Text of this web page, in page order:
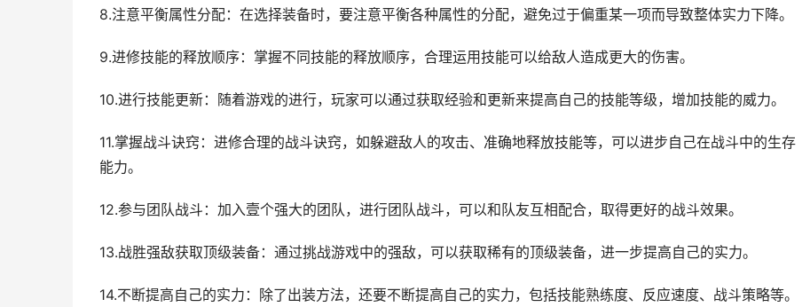
8.注意平衡属性分配：在选择装备时，要注意平衡各种属性的分配，避免过于偏重某一项而导致整体实力下降。
9.进修技能的释放顺序：掌握不同技能的释放顺序，合理运用技能可以给敌人造成更大的伤害。
10.进行技能更新：随着游戏的进行，玩家可以通过获取经验和更新来提高自己的技能等级，增加技能的威力。
11.掌握战斗诀窍：进修合理的战斗诀窍，如躲避敌人的攻击、准确地释放技能等，可以进步自己在战斗中的生存
能力。
12.参与团队战斗：加入壹个强大的团队，进行团队战斗，可以和队友互相配合，取得更好的战斗效果。
13.战胜强敌获取顶级装备：通过挑战游戏中的强敌，可以获取稀有的顶级装备，进一步提高自己的实力。
14.不断提高自己的实力：除了出装方法，还要不断提高自己的实力，包括技能熟练度、反应速度、战斗策略等。